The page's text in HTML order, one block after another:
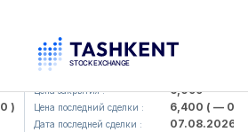
UZMK (<O'zmetkombinat> AJ)
Цена закрытия : 6,099
Цена последний сделки : 6,400( — 0.0 )
Дата последней сделки : 07.08.2026